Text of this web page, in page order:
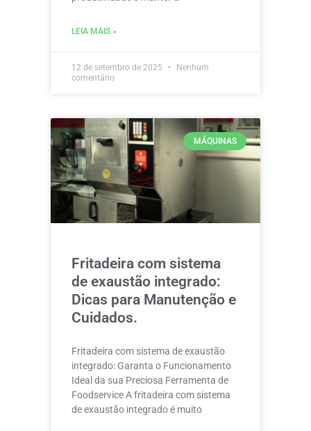
LEIA MAIS »
12 de setembro de 2025
Nenhum
comentário
MÁQUINAS
Fritadeira com sistema
de exaustão integrado:
Dicas para Manutenção e
Cuidados.
Fritadeira com sistema de exaustão
integrado: Garanta o Funcionamento
Ideal da sua Preciosa Ferramenta de
Foodservice A fritadeira com sistema
de exaustão integrado é muito